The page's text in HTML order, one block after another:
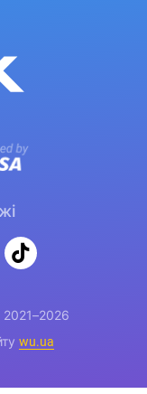
wu.ua